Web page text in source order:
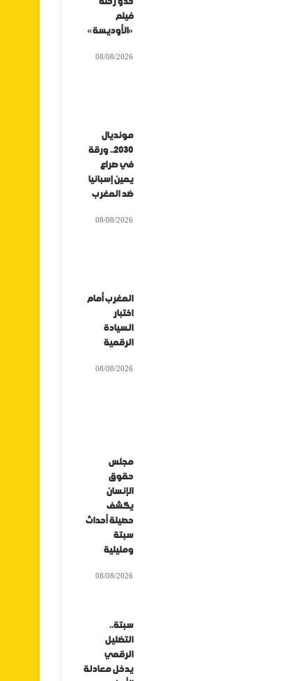
فيلم
«الأوديسة»
08/08/2026
مونديال
2030.. ورقة
في صراع
يمين إسبانيا
ضد المغرب
08/08/2026
المغرب أمام
اختبار
السيادة
الرقمية
08/08/2026
مجلس
حقوق
الإنسان
يكشف
حصيلة أحداث
سبتة
ومليلية
08/08/2026
سبتة..
التضليل
الرقمي
يدخل معادلة